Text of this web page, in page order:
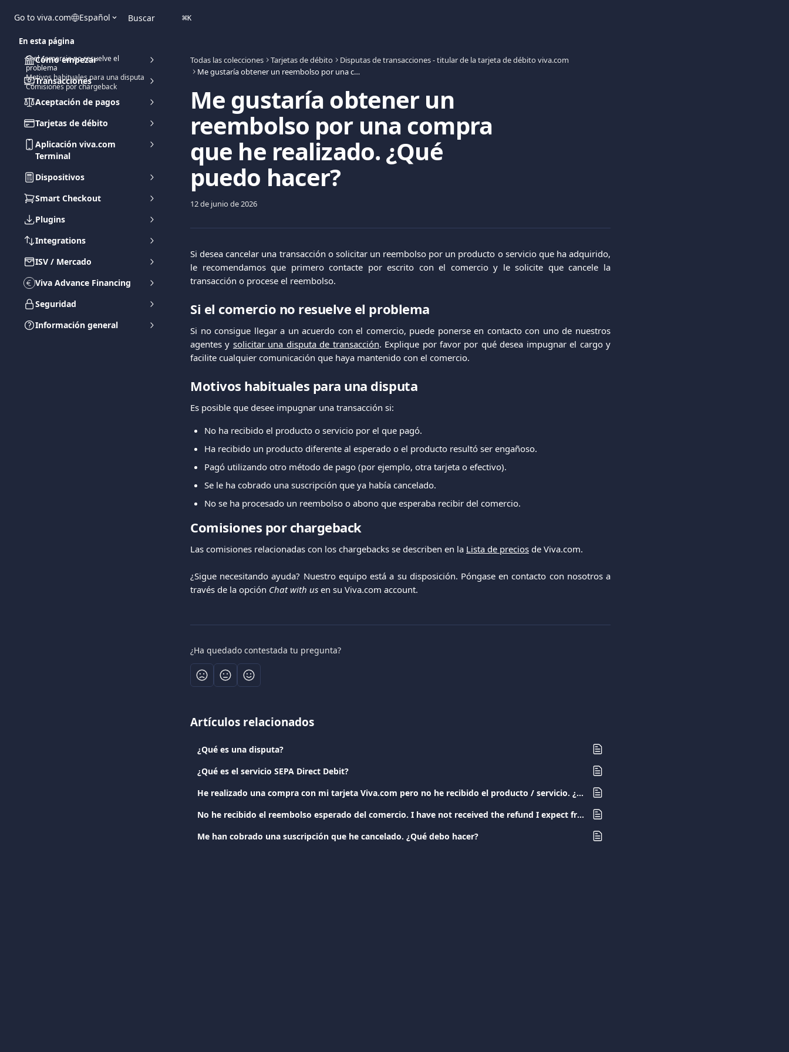
Go to viva.com Español Buscar ⌘K
Cómo empezar
Transacciones
Aceptación de pagos
Tarjetas de débito
Aplicación viva.com
Terminal
Dispositivos
Smart Checkout
Plugins
Integrations
ISV / Mercado
Viva Advance Financing
Seguridad
Información general
Todas las colecciones Tarjetas de débito
Disputas de transacciones - titular de la tarjeta de débito viva.com
Me gustaría obtener un reembolso por una compra que he realizado. ¿Qué puedo hacer?
Me gustaría obtener un
reembolso por una compra
que he realizado. ¿Qué
puedo hacer?
12 de junio de 2026
Si desea cancelar una transacción o solicitar un reembolso por un producto o servicio que ha adquirido,
le recomendamos que primero contacte por escrito con el comercio y le solicite que cancele la
transacción o procese el reembolso.
Si el comercio no resuelve el problema
Si no consigue llegar a un acuerdo con el comercio, puede ponerse en contacto con uno de nuestros
agentes y solicitar una disputa de transacción. Explique por favor por qué desea impugnar el cargo y
facilite cualquier comunicación que haya mantenido con el comercio.
Motivos habituales para una disputa
Es posible que desee impugnar una transacción si:
No ha recibido el producto o servicio por el que pagó.
Ha recibido un producto diferente al esperado o el producto resultó ser engañoso.
Pagó utilizando otro método de pago (por ejemplo, otra tarjeta o efectivo).
Se le ha cobrado una suscripción que ya había cancelado.
No se ha procesado un reembolso o abono que esperaba recibir del comercio.
Comisiones por chargeback
Las comisiones relacionadas con los chargebacks se describen en la Lista de precios de Viva.com.
¿Sigue necesitando ayuda? Nuestro equipo está a su disposición. Póngase en contacto con nosotros a
través de la opción Chat with us en su Viva.com account.
¿Ha quedado contestada tu pregunta?
Artículos relacionados
¿Qué es una disputa?
¿Qué es el servicio SEPA Direct Debit?
He realizado una compra con mi tarjeta Viva.com pero no he recibido el producto / servicio. ¿Qué debo hacer?
No he recibido el reembolso esperado del comercio. I have not received the refund I expect from the merchant. ¿Qué debo hacer?
Me han cobrado una suscripción que he cancelado. ¿Qué debo hacer?
En esta página
Si el comercio no resuelve el
problema
Motivos habituales para una disputa
Comisiones por chargeback